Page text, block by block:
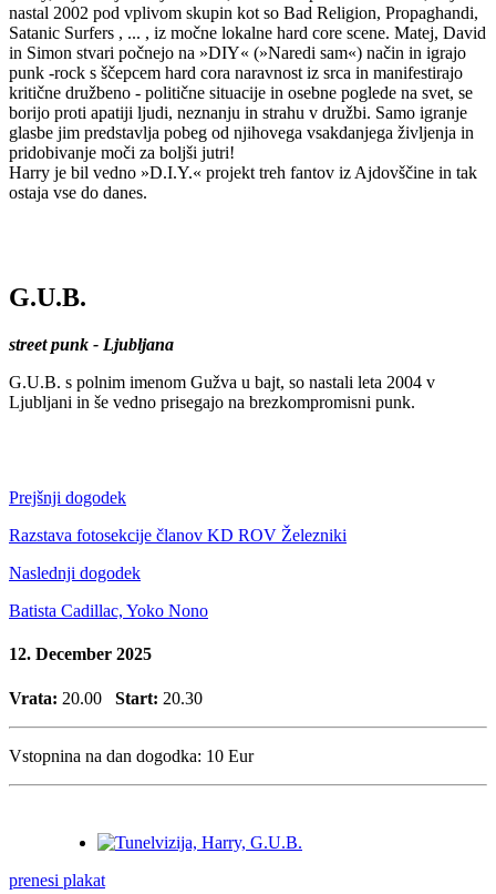
nastal 2002 pod vplivom skupin kot so Bad Religion, Propaghandi,
Satanic Surfers , ... , iz močne lokalne hard core scene. Matej, David
in Simon stvari počnejo na »DIY« (»Naredi sam«) način in igrajo
punk -rock s ščepcem hard cora naravnost iz srca in manifestirajo
kritične družbeno - politične situacije in osebne poglede na svet, se
borijo proti apatiji ljudi, neznanju in strahu v družbi. Samo igranje
glasbe jim predstavlja pobeg od njihovega vsakdanjega življenja in
pridobivanje moči za boljši jutri!
Harry je bil vedno »D.I.Y.« projekt treh fantov iz Ajdovščine in tak
ostaja vse do danes.
G.U.B.
street punk - Ljubljana
G.U.B. s polnim imenom Gužva u bajt, so nastali leta 2004 v
Ljubljani in še vedno prisegajo na brezkompromisni punk.
Prejšnji dogodek
Razstava fotosekcije članov KD ROV Železniki
Naslednji dogodek
Batista Cadillac, Yoko Nono
12. December 2025
Vrata: 20.00 Start: 20.30
Vstopnina na dan dogodka: 10 Eur
prenesi plakat